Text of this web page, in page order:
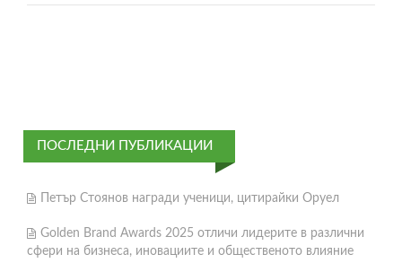
ПОСЛЕДНИ ПУБЛИКАЦИИ
Петър Стоянов награди ученици, цитирайки Оруел
Golden Brand Awards 2025 отличи лидерите в различни
сфери на бизнеса, иновациите и общественото влияние